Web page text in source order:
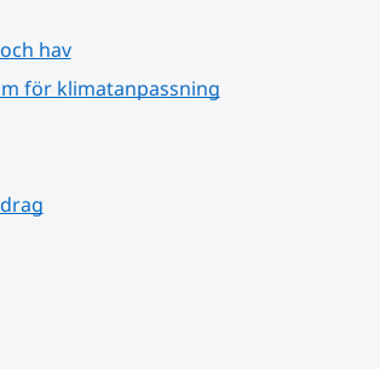
hav
för klimatanpassning